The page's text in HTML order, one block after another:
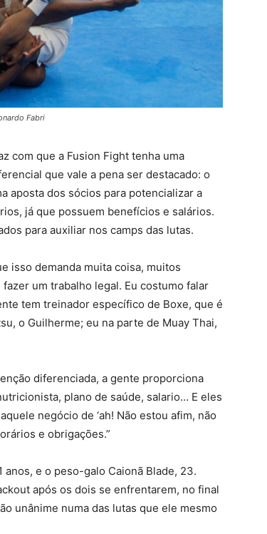
Fabri
com que a Fusion Fight tenha uma
que vale a pena ser destacado: o
aposta dos sócios para potencializar a
já que possuem benefícios e salários.
para auxiliar nos camps das lutas.
isso demanda muita coisa, muitos
um trabalho legal. Eu costumo falar
tem treinador específico de Boxe, que é
o Guilherme; eu na parte de Muay Thai,
diferenciada, a gente proporciona
plano de saúde, salario… E eles
negócio de ‘ah! Não estou afim, não
e obrigações.”
e o peso-galo Caionã Blade, 23.
após os dois se enfrentarem, no final
unânime numa das lutas que ele mesmo